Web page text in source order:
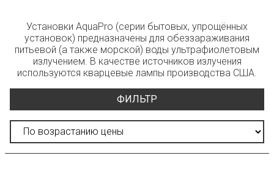
Установки AquaPro (серии бытовых, упрощённых
установок) предназначены для обеззараживания
питьевой (а также морской) воды ультрафиолетовым
излучением. В качестве источников излучения
используются кварцевые лампы производства США.
ФИЛЬТР